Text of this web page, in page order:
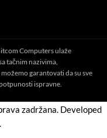
Computers ulaže
tačnim nazivima,
garantovati da su sve
ispravne.
zadržana. Developed